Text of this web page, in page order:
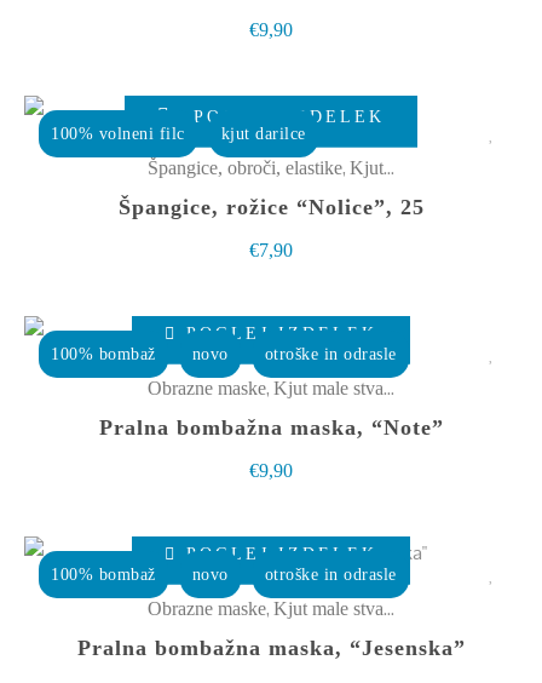
strani
€9,90
100% volneni filc kjut darilce
POGLEJ IZDELEK
Špangice, obroči, elastike, Kjut male stvarce
Špangice, rožice “Nolice”, 25
€7,90
100% bombaž novo otroške in odrasle
POGLEJ IZDELEK
Ta
več
izberete
na
izdelka
Obrazne maske, Kjut male stvarce
Pralna bombažna maska, “Note”
€9,90
100% bombaž novo otroške in odrasle
POGLEJ IZDELEK
Ta
več
Obrazne maske, Kjut male stvarce
Pralna bombažna maska, “Jesenska”